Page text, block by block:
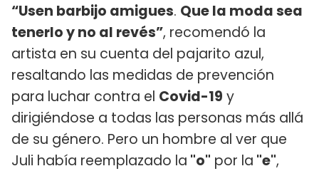
“Usen barbijo amigues. Que la moda sea
tenerlo y no al revés”, recomendó la
artista en su cuenta del pajarito azul,
resaltando las medidas de prevención
para luchar contra el Covid-19 y
dirigiéndose a todas las personas más allá
de su género. Pero un hombre al ver que
Juli había reemplazado la "o" por la "e",